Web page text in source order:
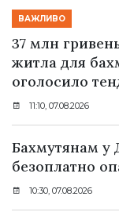
ВАЖЛИВО
37 млн
житла для
оголосило
11:10, 07.08.2026
Бахмутянам у
безоплатно
10:30, 07.08.2026